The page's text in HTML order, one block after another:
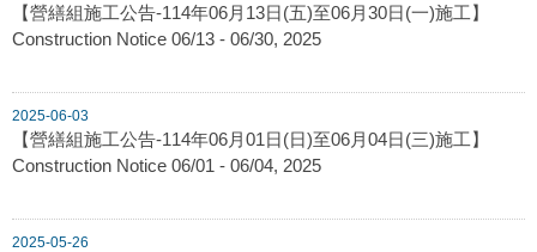
【營繕組施工公告-114年06月13日(五)至06月30日(一)施工】
Construction Notice 06/13 - 06/30, 2025
2025-06-03
【營繕組施工公告-114年06月01日(日)至06月04日(三)施工】
Construction Notice 06/01 - 06/04, 2025
2025-05-26